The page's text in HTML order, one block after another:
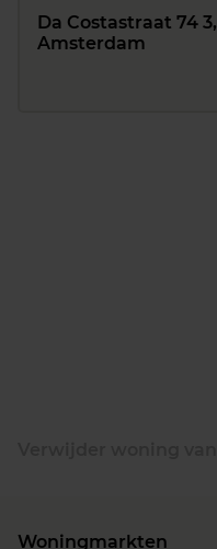
Da Costastraat 74 3,
Amsterdam
Woningmarkten